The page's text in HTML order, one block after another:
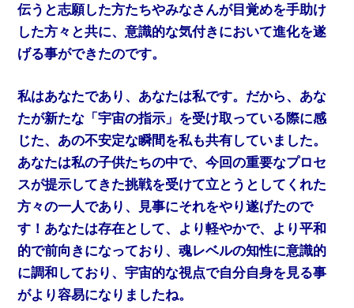
伝うと志願した方たちやみなさんが目覚めを手助け
した方々と共に、意識的な気付きにおいて進化を遂
げる事ができたのです。
私はあなたであり、あなたは私です。だから、あな
たが新たな「宇宙の指示」を受け取っている際に感
じた、あの不安定な瞬間を私も共有していました。
あなたは私の子供たちの中で、今回の重要なプロセ
スが提示してきた挑戦を受けて立とうとしてくれた
方々の一人であり、見事にそれをやり遂げたので
す！あなたは存在として、より軽やかで、より平和
的で前向きになっており、魂レベルの知性に意識的
に調和しており、宇宙的な視点で自分自身を見る事
がより容易になりましたね。